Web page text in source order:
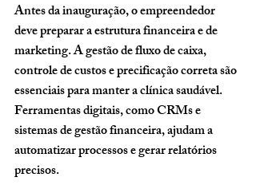
Antes da inauguração, o empreendedor
deve preparar a estrutura financeira e de
marketing. A gestão de fluxo de caixa,
controle de custos e precificação correta são
essenciais para manter a clínica saudável.
Ferramentas digitais, como CRMs e
sistemas de gestão financeira, ajudam a
automatizar processos e gerar relatórios
precisos.